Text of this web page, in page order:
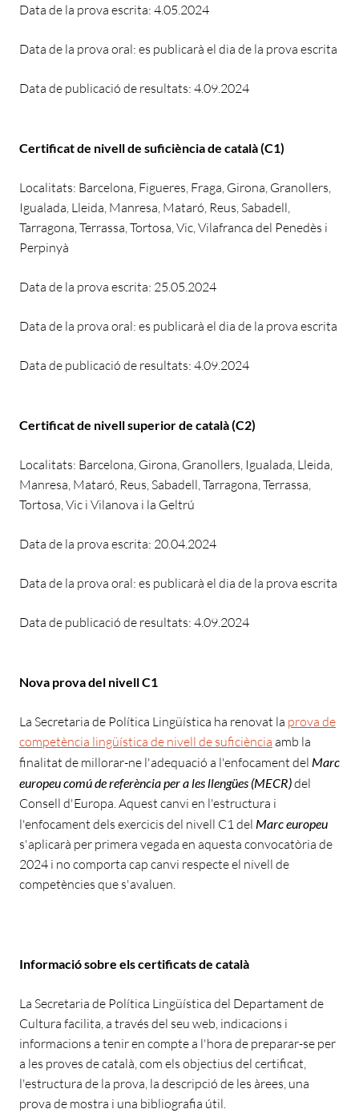
Data de la prova escrita: 4.05.2024
Data de la prova oral: es publicarà el dia de la prova escrita
Data de publicació de resultats: 4.09.2024
Certificat de nivell de suficiència de català (C1)
Localitats: Barcelona, Figueres, Fraga, Girona, Granollers,
Igualada, Lleida, Manresa, Mataró, Reus, Sabadell,
Tarragona, Terrassa, Tortosa, Vic, Vilafranca del Penedès i
Perpinyà
Data de la prova escrita: 25.05.2024
Data de la prova oral: es publicarà el dia de la prova escrita
Data de publicació de resultats: 4.09.2024
Certificat de nivell superior de català (C2)
Localitats: Barcelona, Girona, Granollers, Igualada, Lleida,
Manresa, Mataró, Reus, Sabadell, Tarragona, Terrassa,
Tortosa, Vic i Vilanova i la Geltrú
Data de la prova escrita: 20.04.2024
Data de la prova oral: es publicarà el dia de la prova escrita
Data de publicació de resultats: 4.09.2024
Nova prova del nivell C1
La Secretaria de Política Lingüística ha renovat la prova de
competència lingüística de nivell de suficiència amb la
finalitat de millorar-ne l'adequació a l'enfocament del Marc
europeu comú de referència per a les llengües (MECR)del
Consell d'Europa. Aquest canvi en l'estructura i
l'enfocament dels exercicis del nivell C1 del Marc europeu
s'aplicarà per primera vegada en aquesta convocatòria de
2024 i no comporta cap canvi respecte el nivell de
competències que s'avaluen.
Informació sobre els certificats de català
La Secretaria de Política Lingüística del Departament de
Cultura facilita, a través del seu web, indicacions i
informacions a tenir en compte a l'hora de preparar-se per
a les proves de català, com els objectius del certificat,
l'estructura de la prova, la descripció de les àrees, una
prova de mostra i una bibliografia útil.